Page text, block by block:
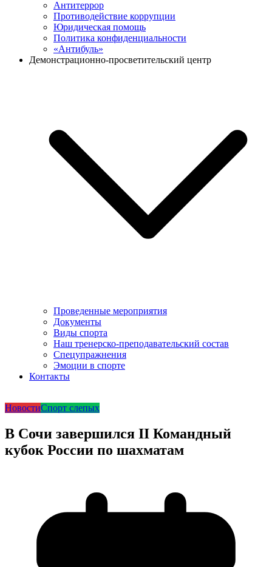
Антитеррор
Противодействие коррупции
Юридическая помощь
Политика конфиденциальности
«Антибуль»
Демонстрационно-просветительский центр
Проведенные мероприятия
Документы
Виды спорта
Наш тренерско-преподавательский состав
Спецупражнения
Эмоции в спорте
Контакты
НовостиСпорт слепых
В Сочи завершился II Командный
кубок России по шахматам